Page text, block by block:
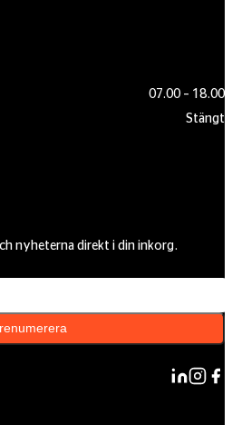
07.00 – 18.00
Stängt
nyheterna direkt i din inkorg.